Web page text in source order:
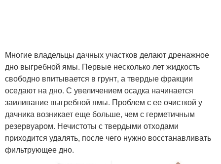
Многие владельцы дачных участков делают дренажное
дно выгребной ямы. Первые несколько лет жидкость
свободно впитывается в грунт, а твердые фракции
оседают на дно. С увеличением осадка начинается
заиливание выгребной ямы. Проблем с ее очисткой у
дачника возникает еще больше, чем с герметичным
резервуаром. Нечистоты с твердыми отходами
приходится удалять, после чего нужно восстанавливать
фильтрующее дно.